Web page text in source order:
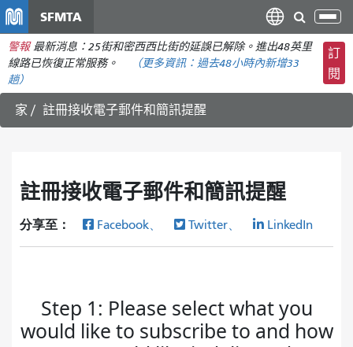
主
要
容
SFMTA
切
換
導
航
警報 最新消息：25街和密西西比街的延誤已解除。進出48英里
線路已恢復正常服務。
（更多資訊： 過去48小時內新增33
趟）
訂
閱
家 註冊接收電子郵件和簡訊提醒
註冊接收電子郵件和簡訊提醒
分享至： Facebook、 Twitter、 LinkedIn